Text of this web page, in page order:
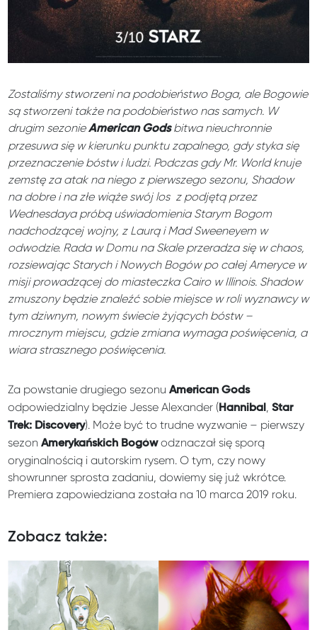
Zostaliśmy stworzeni na podobieństwo Boga, ale Bogowie
są stworzeni także na podobieństwo nas samych. W
drugim sezonieAmerican Godsbitwa nieuchronnie
przesuwa się w kierunku punktu zapalnego, gdy styka się
przeznaczenie bóstw i ludzi. Podczas gdy Mr. World knuje
zemstę za atak na niego z pierwszego sezonu, Shadow
na dobre i na złe wiąże swój los z podjętą przez
Wednesdaya próbą uświadomienia Starym Bogom
nadchodzącej wojny, z Laurą i Mad Sweeneyem w
odwodzie. Rada w Domu na Skale przeradza się w chaos,
rozsiewając Starych i Nowych Bogów po całej Ameryce w
misji prowadzącej do miasteczka Cairo w Illinois. Shadow
zmuszony będzie znaleźć sobie miejsce w roli wyznawcy w
tym dziwnym, nowym świecie żyjących bóstw –
mrocznym miejscu, gdzie zmiana wymaga poświęcenia, a
wiara strasznego poświęcenia.
Za powstanie drugiego sezonuAmerican Gods
odpowiedzialny będzie Jesse Alexander (Hannibal ,Star
Trek: Discovery). Może być to trudne wyzwanie – pierwszy
sezonAmerykańskich Bogówodznaczał się sporą
oryginalnością i autorskim rysem. O tym, czy nowy
showrunner sprosta zadaniu, dowiemy się już wkrótce.
Premiera zapowiedziana została na 10 marca 2019 roku.
Zobacz także: